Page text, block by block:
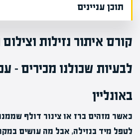
תוכן עניינים
קורס איתור נזילות
לבעיות שכולנו מכירים –
באונליין
כאשר מזהים ברז או צינור דולף
לטפל מיד בנזילה, אבל מה עושים